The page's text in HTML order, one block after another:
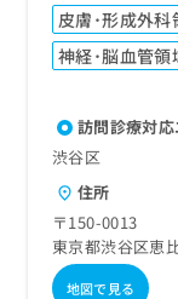
皮膚･形成外
神経･脳血管
訪問診療対
渋谷区
住所
〒150-0013
東京都渋谷区恵
地図で見る